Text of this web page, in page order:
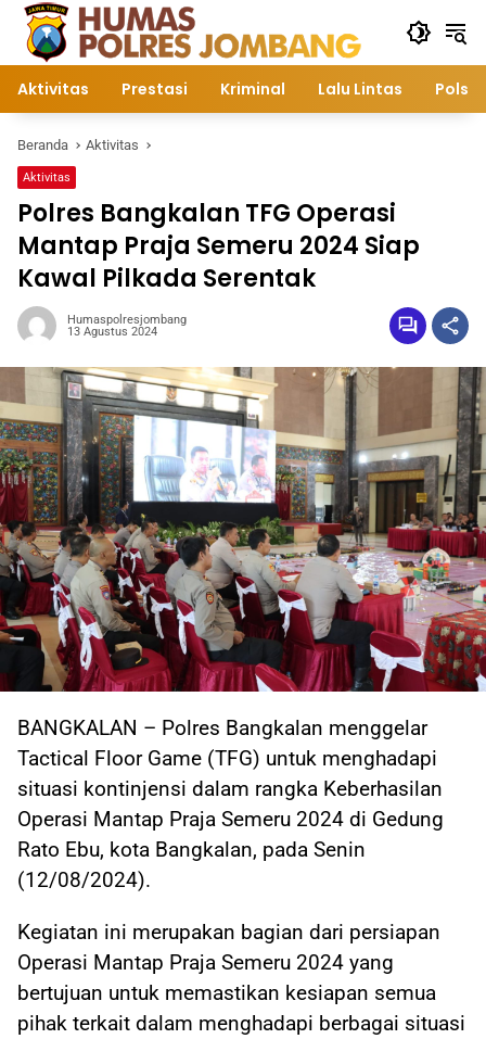
Langsung
konten
Aktivitas Prestasi Kriminal Lalu Lintas
Beranda Aktivitas
Aktivitas
Polres Bangkalan TFG Operasi
Mantap Praja Semeru 2024 Siap
Kawal Pilkada Serentak
Humaspolresjombang
13 Agustus 2024
BANGKALAN – Polres Bangkalan menggelar
Tactical Floor Game (TFG) untuk menghadapi
situasi kontinjensi dalam rangka Keberhasilan
Operasi Mantap Praja Semeru 2024 di Gedung
Rato Ebu, kota Bangkalan, pada Senin
(12/08/2024).
Kegiatan ini merupakan bagian dari persiapan
Operasi Mantap Praja Semeru 2024 yang
bertujuan untuk memastikan kesiapan semua
pihak terkait dalam menghadapi berbagai situasi